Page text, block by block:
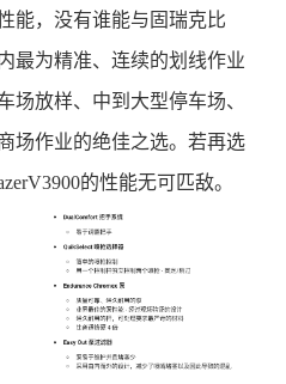
能，没有谁能与固瑞克比
最为精准、连续的划线作业
场放样、中到大型停车场、
场作业的绝佳之选。若再选
的性能无可匹敌。